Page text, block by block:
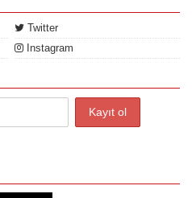
Twitter
Instagram